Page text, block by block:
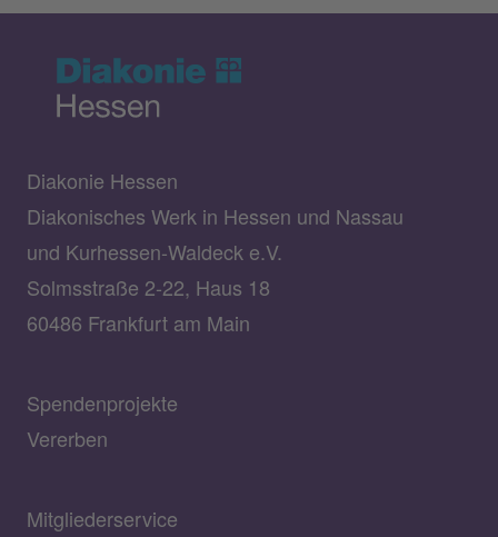
Diakonie Hessen
Diakonisches Werk in Hessen und Nassau
und Kurhessen-Waldeck e.V.
Solmsstraße 2-22, Haus 18
60486 Frankfurt am Main
Spendenprojekte
Vererben
Mitgliederservice